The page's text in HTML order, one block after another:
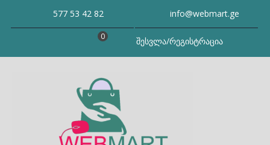
577 53 42 82 info@webmart.ge
შესვლა/რეგისტრაცია
0